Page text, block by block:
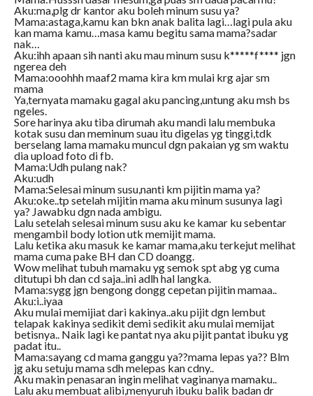
Aku:ma,plg dr kantor aku boleh minum susu ya?
Mama:astaga,kamu kan bkn anak balita lagi…lagi pula aku
kan mama kamu…masa kamu begitu sama mama?sadar
nak…
Aku:ihh apaan sih nanti aku mau minum susu k*****f**** jgn
ngerea deh
Mama:ooohhh maaf2 mama kira km mulai krg ajar sm
mama
Ya,ternyata mamaku gagal aku pancing,untung aku msh bs
ngeles.
Sore harinya aku tiba dirumah aku mandi lalu membuka
kotak susu dan meminum suau itu digelas yg tinggi,tdk
berselang lama mamaku muncul dgn pakaian yg sm waktu
dia upload foto di fb.
Mama:Udh pulang nak?
Aku:udh
Mama:Selesai minum susu,nanti km pijitin mama ya?
Aku:oke..tp setelah mijitin mama aku minum susunya lagi
ya? Jawabku dgn nada ambigu.
Lalu setelah selesai minum susu aku ke kamar ku sebentar
mengambil body lotion utk memijit mama.
Lalu ketika aku masuk ke kamar mama,aku terkejut melihat
mama cuma pake BH dan CD doangg.
Wow melihat tubuh mamaku yg semok spt abg yg cuma
ditutupi bh dan cd saja..ini adlh hal langka.
Mama:sygg jgn bengong dongg cepetan pijitin mamaa..
Aku:i..iyaa
Aku mulai memijiat dari kakinya..aku pijit dgn lembut
telapak kakinya sedikit demi sedikit aku mulai memijat
betisnya.. Naik lagi ke pantat nya aku pijit pantat ibuku yg
padat itu..
Mama:sayang cd mama ganggu ya??mama lepas ya?? Blm
jg aku setuju mama sdh melepas kan cdny..
Aku makin penasaran ingin melihat vaginanya mamaku..
Lalu aku membuat alibi,menyuruh ibuku balik badan dr